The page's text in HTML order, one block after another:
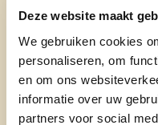
Deze website maakt
We gebruiken cookies
personaliseren, om
en om ons
informatie over uw
partners voor social
20ste VIP-
14/01/24